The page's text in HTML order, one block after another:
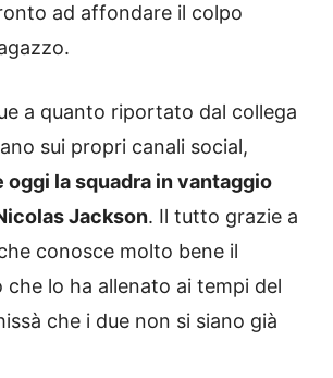
ad affondare il colpo
a quanto riportato dal collega
sui propri canali social,
oggi la squadra in vantaggio
Jackson. Il tutto grazie a
conosce molto bene il
che lo ha allenato ai tempi del
che i due non si siano già